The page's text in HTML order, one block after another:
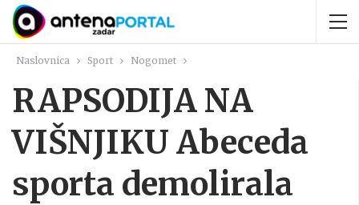
Naslovnica Sport Nogomet
RAPSODIJA NA
VIŠNJIKU Abeceda
sporta demolirala